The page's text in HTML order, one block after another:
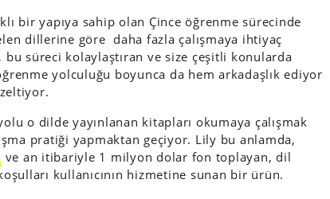
bir yapıya sahip olan Çince öğrenme sürecinde
dillerine göre daha fazla çalışmaya ihtiyaç
bu süreci kolaylaştıran ve size çeşitli konularda
yolculuğu boyunca da hem arkadaşlık ediyor
o dilde yayınlanan kitapları okumaya çalışmak
pratiği yapmaktan geçiyor. Lily bu anlamda,
ve an itibariyle 1 milyon dolar fon toplayan, dil
kullanıcının hizmetine sunan bir ürün.